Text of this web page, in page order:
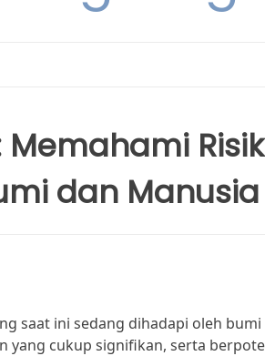
dan Manusia
saat ini sedang dihadapi oleh
yang cukup signifikan, serta